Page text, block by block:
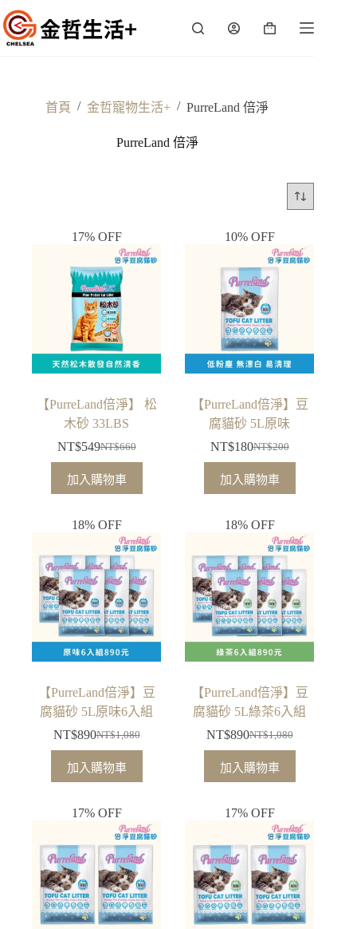
跳
至
主
購
首頁 / 金哲寵物生活+ / PurreLand 倍淨
PurreLand 倍淨
17% OFF
【PurreLand倍淨】 松
木砂 33LBS
NT$660
始
價
NT$660。
NT$549
前
價
NT$549。
加入購物車
10% OFF
【PurreLand倍淨】豆
腐貓砂 5L原味
NT$200
始
價
NT$200。
NT$180
前
價
NT$180。
加入購物車
18% OFF
【PurreLand倍淨】豆
腐貓砂 5L原味6入組
NT$1,080
始
價
NT$1,080。
NT$890
前
價
NT$890。
加入購物車
18% OFF
【PurreLand倍淨】豆
腐貓砂 5L綠茶6入組
NT$1,080
始
價
NT$1,080。
NT$890
前
價
NT$890。
加入購物車
17% OFF 17% OFF